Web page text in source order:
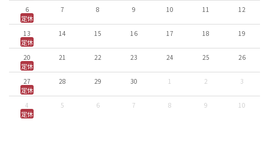
6
7 8 9 10 11
12
定休
13
14 15 16 17 18
19
定休
20
21 22 23 24 25
26
定休
27
28 29 30 1 2
3
定休
4
5 6 7 8 9
10
定休